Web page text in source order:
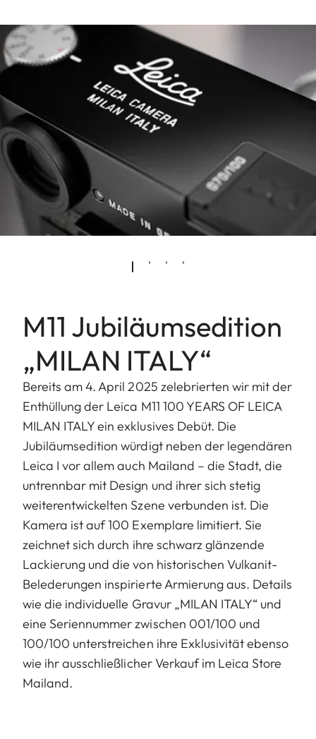
M11 Jubiläumsedition
„MILAN ITALY“
Bereits am 4. April 2025 zelebrierten wir mit der
Enthüllung der Leica M11 100 YEARS OF LEICA
MILAN ITALY ein exklusives Debüt. Die
Jubiläumsedition würdigt neben der legendären
Leica I vor allem auch Mailand – die Stadt, die
untrennbar mit Design und ihrer sich stetig
weiterentwickelten Szene verbunden ist. Die
Kamera ist auf 100 Exemplare limitiert. Sie
zeichnet sich durch ihre schwarz glänzende
Lackierung und die von historischen Vulkanit-
Belederungen inspirierte Armierung aus. Details
wie die individuelle Gravur „MILAN ITALY“ und
eine Seriennummer zwischen 001/100 und
100/100 unterstreichen ihre Exklusivität ebenso
wie ihr ausschließlicher Verkauf im Leica Store
Mailand.